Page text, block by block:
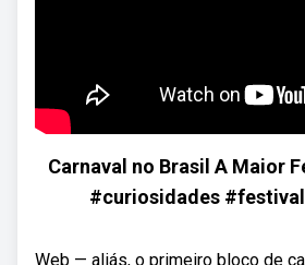
Carnaval no Brasil A Maior
#curiosidades #festival
Web — aliás, o primeiro bloco de